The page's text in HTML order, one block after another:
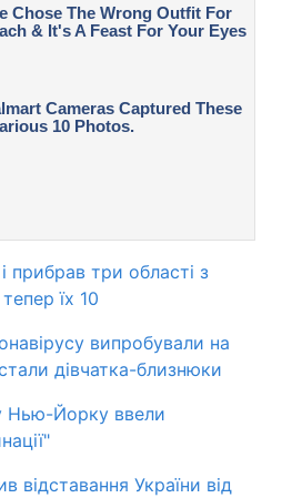
три області з
їх 10
випробували на
дівчатка-близнюки
Нью-Йорку ввели
відставання України від